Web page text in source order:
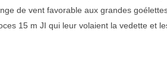
de vent favorable aux grandes
15 m JI qui leur volaient la vedette et